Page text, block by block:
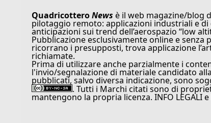
QuadricotteroNews è il web magazine/blog
pilotaggio remoto: applicazioni industriali e
anticipazioni sui trend dell’aerospazio “low
Pubblicazione esclusivamente online e
ricorrano i presupposti, trova applicazione
richiamate.
Prima di utilizzare anche parzialmente i
l'invio/segnalazione di materiale candidato
pubblicati, salvo diversa indicazione, sono
. Tutti i Marchi citati sono di
mantengono la propria licenza. INFO LEGALI e